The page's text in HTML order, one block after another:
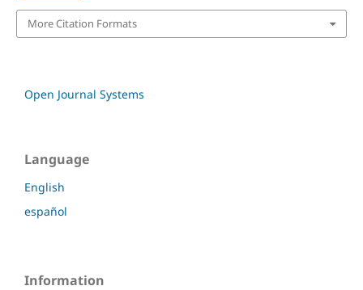
More Citation Formats
Open Journal Systems
Language
English
español
Information